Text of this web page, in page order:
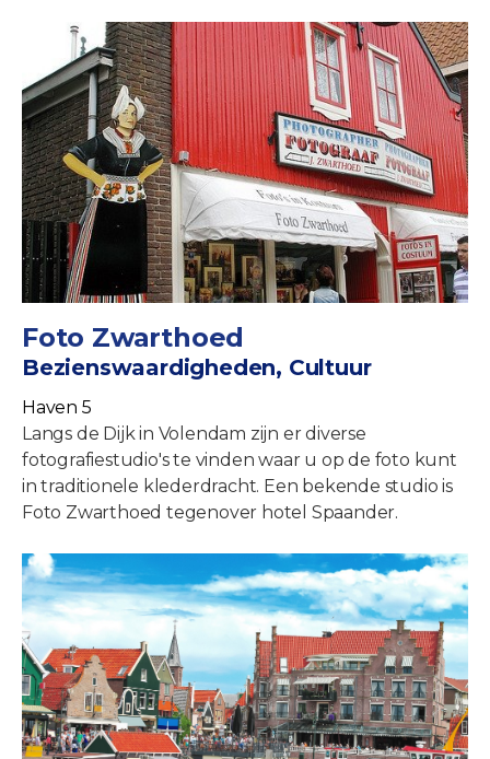
Foto Zwarthoed
Bezienswaardigheden, Cultuur
Haven 5
Langs de Dijk in Volendam zijn er diverse
fotografiestudio's te vinden waar u op de foto kunt
in traditionele klederdracht. Een bekende studio is
Foto Zwarthoed tegenover hotel Spaander.